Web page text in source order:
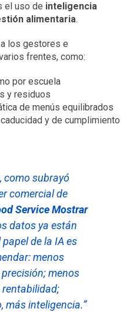
el uso de inteligencia
alimentaria.
a los gestores e
frentes, como:
por escuela
y residuos
de menús equilibrados
y de cumplimiento
como subrayó
comercial de
Service Mostrar
datos ya están
de la IA es
menos
menos
más inteligencia.”